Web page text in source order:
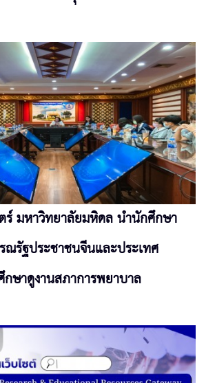
มหาวิทยาลัยมหิดล นำนักศึกษา
ณรัฐประชาชนจีนและประเทศ
กษาดูงานสภาการพยาบาล